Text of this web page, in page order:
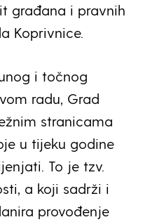
građana i pravnih
Koprivnice.
i točnog
radu, Grad
stranicama
u tijeku godine
To je tzv.
a koji sadrži i
provođenje